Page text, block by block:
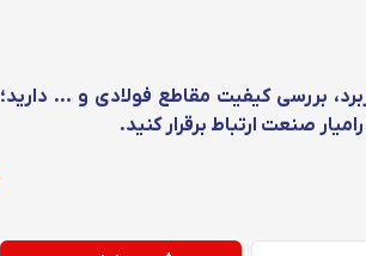
بررسی کیفیت مقاطع فولادی و … دارید؛
صنعت ارتباط برقرار کنید.